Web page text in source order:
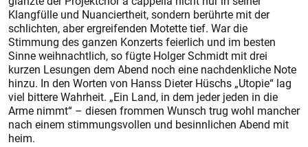
Klangfülle und Nuanciertheit, sondern berührte mit der
schlichten, aber ergreifenden Motette tief. War die
Stimmung des ganzen Konzerts feierlich und im besten
Sinne weihnachtlich, so fügte Holger Schmidt mit drei
kurzen Lesungen dem Abend noch eine nachdenkliche Note
hinzu. In den Worten von Hanss Die­ter Hüschs „Utopie“ lag
viel bittere Wahrheit. „Ein Land, in dem jeder jeden in die
Arme nimmt“ – diesen frommen Wunsch trug wohl mancher
nach einem stimmungsvollen und besinnlichen Abend mit
heim.